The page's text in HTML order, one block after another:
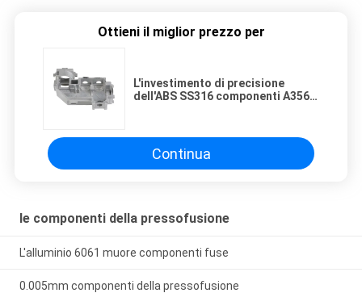
Ottieni il miglior prezzo per
L'investimento di precisione
dell'ABS SS316 componenti A356
Continua
le componenti della pressofusione
L'alluminio 6061 muore componenti fuse
0.005mm componenti della pressofusione